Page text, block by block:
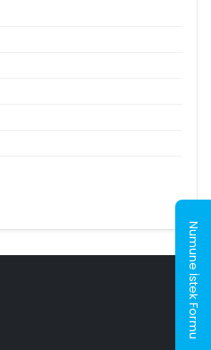
Numune İstek Formu